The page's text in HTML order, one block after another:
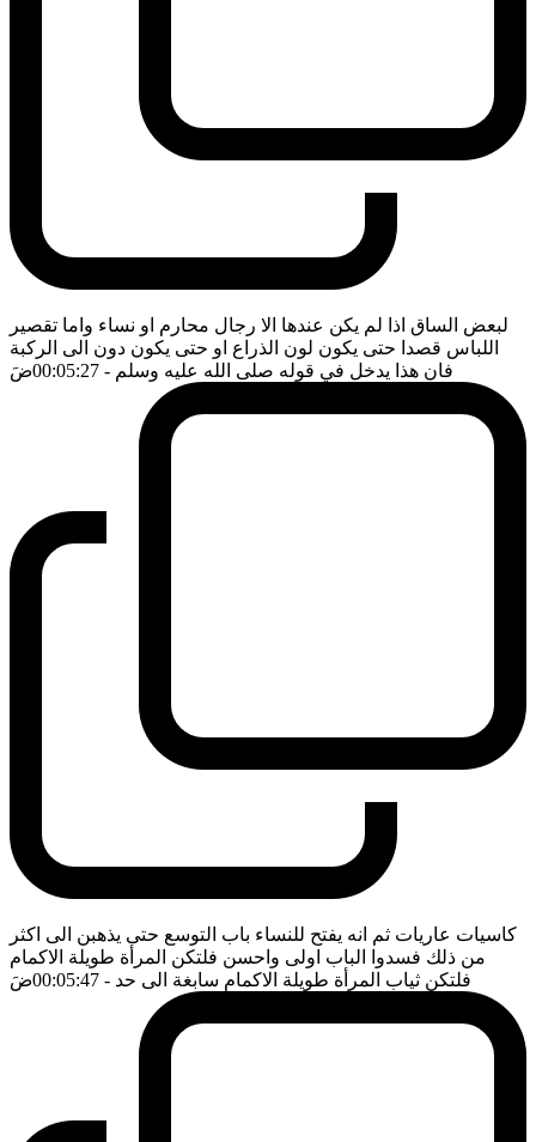
لبعض الساق اذا لم يكن عندها الا رجال محارم او نساء واما تقصير
اللباس قصدا حتى يكون لون الذراع او حتى يكون دون الى الركبة
فان هذا يدخل في قوله صلى الله عليه وسلم - 00:05:27 ضَ
كاسيات عاريات ثم انه يفتح للنساء باب التوسع حتى يذهبن الى اكثر
من ذلك فسدوا الباب اولى واحسن فلتكن المرأة طويلة الاكمام
فلتكن ثياب المرأة طويلة الاكمام سابغة الى حد - 00:05:47 ضَ